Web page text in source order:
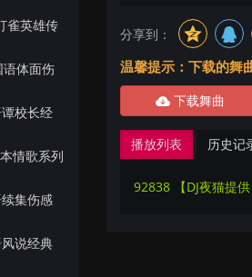
雀英雄传
语体面伤
校长经
情歌系列
集伤感
说经典
分享到：
温馨提示：下载的舞
下载舞曲
播放列表 历史记
92838 【DJ夜猫提